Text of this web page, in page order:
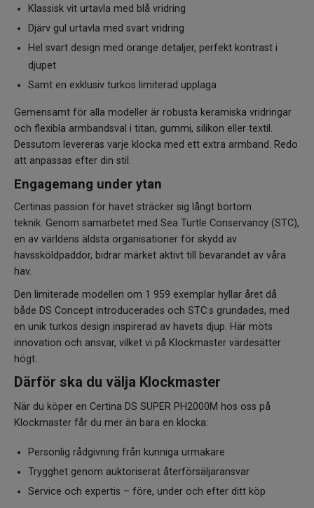
Klassisk vit urtavla med blå vridring
Djärv gul urtavla med svart vridring
Hel svart design med orange detaljer, perfekt kontrast i
djupet
Samt en exklusiv turkos limiterad upplaga
Gemensamt för alla modeller är robusta keramiska vridringar
och flexibla armbandsval i titan, gummi, silikon eller textil.
Dessutom levereras varje klocka med ett extra armband. Redo
att anpassas efter din stil.
Engagemang under ytan
Certinas passion för havet sträcker sig långt bortom
teknik. Genom samarbetet med Sea Turtle Conservancy (STC),
en av världens äldsta organisationer för skydd av
havssköldpaddor, bidrar märket aktivt till bevarandet av våra
hav.
Den limiterade modellen om 1 959 exemplar hyllar året då
både DS Concept introducerades och STC:s grundades, med
en unik turkos design inspirerad av havets djup. Här möts
innovation och ansvar, vilket vi på Klockmaster värdesätter
högt.
Därför ska du välja Klockmaster
När du köper en Certina DS SUPER PH2000M hos oss på
Klockmaster får du mer än bara en klocka:
Personlig rådgivning från kunniga urmakare
Trygghet genom auktoriserat återförsäljaransvar
Service och expertis – före, under och efter ditt köp